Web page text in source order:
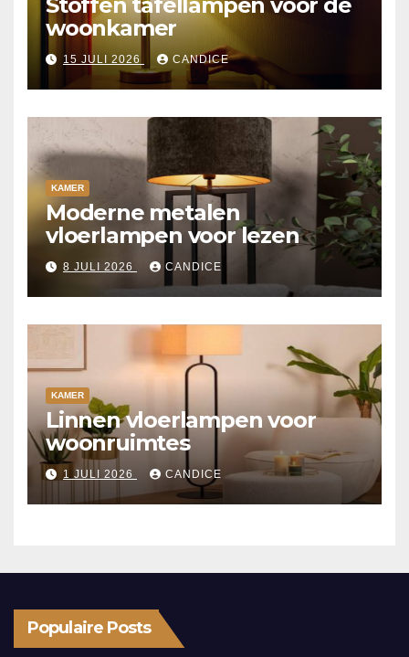
woonkamer
15 JULI 2026 CANDICE
KAMER
Moderne metalen
vloerlampen voor lezen
8 JULI 2026 CANDICE
KAMER
Linnen vloerlampen voor
woonruimtes
1 JULI 2026 CANDICE
Populaire Posts